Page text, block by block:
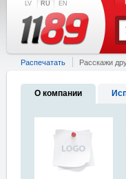
LV RU EN
Распечатать Расскажи
О компании